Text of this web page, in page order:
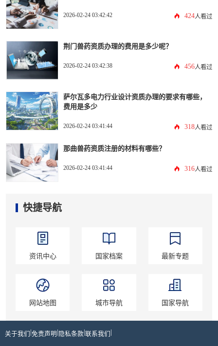
2026-02-24 03:42:42 424人看过
荆门兽药资质办理的费用是多少呢？
2026-02-24 03:42:38 456人看过
萨尔瓦多电力行业设计资质办理的要求有哪些，
费用是多少
2026-02-24 03:41:44 318人看过
那曲兽药资质注册的材料有哪些？
2026-02-24 03:41:44 316人看过
快捷导航
资讯中心 国家档案 最新专题
网站地图 城市导航 国家导航
关于我们 |免责声明 | 隐私条款|联系我们 |